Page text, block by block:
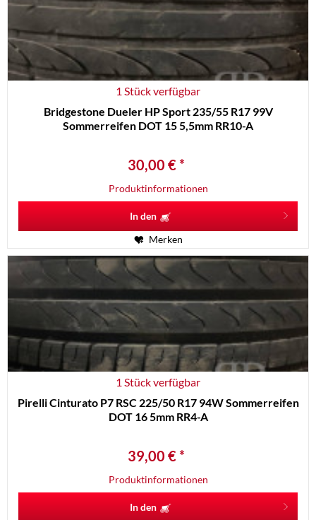
1 Stück verfügbar
Bridgestone Dueler HP Sport 235/55 R17 99V
Sommerreifen DOT 15 5,5mm RR10-A
30,00 € *
Produktinformationen
In den
Merken
1 Stück verfügbar
Pirelli Cinturato P7 RSC 225/50 R17 94W Sommerreifen
DOT 16 5mm RR4-A
39,00 € *
Produktinformationen
In den